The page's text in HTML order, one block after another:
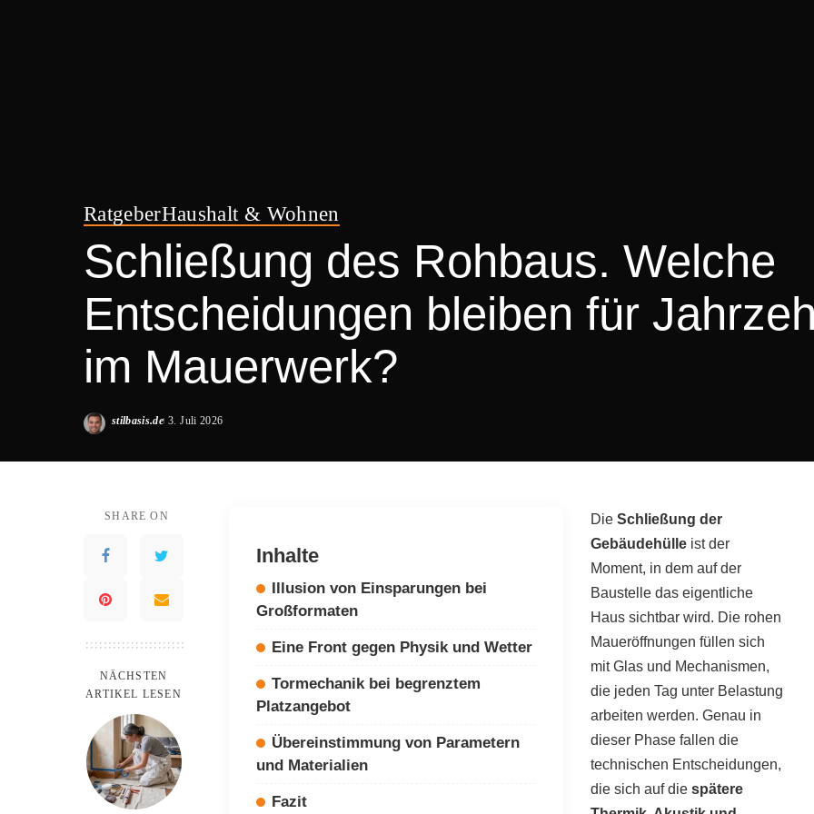
RatgeberHaushalt & Wohnen
Schließung des Rohbaus. Welche
Entscheidungen bleiben für
im Mauerwerk?
Posted
stilbasis.de 3. Juli 2026
SHARE ON
NÄCHSTEN
ARTIKEL LESEN
Inhalte
Illusion von Einsparungen bei
Großformaten
Eine Front gegen Physik und Wetter
Tormechanik bei begrenztem
Platzangebot
Übereinstimmung von Parametern
und Materialien
Fazit
Die Schließung der
Gebäudehülleist der
Moment, in dem auf der
Baustelle das eigentliche
Haus sichtbar wird. Die rohen
Maueröffnungen füllen sich
mit Glas und Mechanismen,
die jeden Tag unter Belastung
arbeiten werden. Genau in
dieser Phase fallen die
technischen Entscheidungen,
die sich auf die spätere